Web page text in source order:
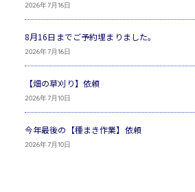
2026年7月16日
8月16日までご予約埋まりました。
2026年7月16日
【畑の草刈り】依頼
2026年7月10日
今年最後の【種まき作業】依頼
2026年7月10日